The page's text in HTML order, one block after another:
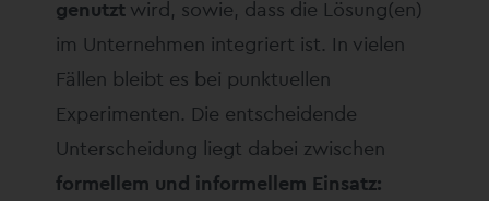
genutzt wird, sowie, dass die Lösung(en)
im Unternehmen integriert ist. In vielen
Fällen bleibt es bei punktuellen
Experimenten. Die entscheidende
Unterscheidung liegt dabei zwischen
formellem und informellem Einsatz: